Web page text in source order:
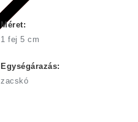
Méret:
1 fej 5 cm
Egységárazás:
zacskó